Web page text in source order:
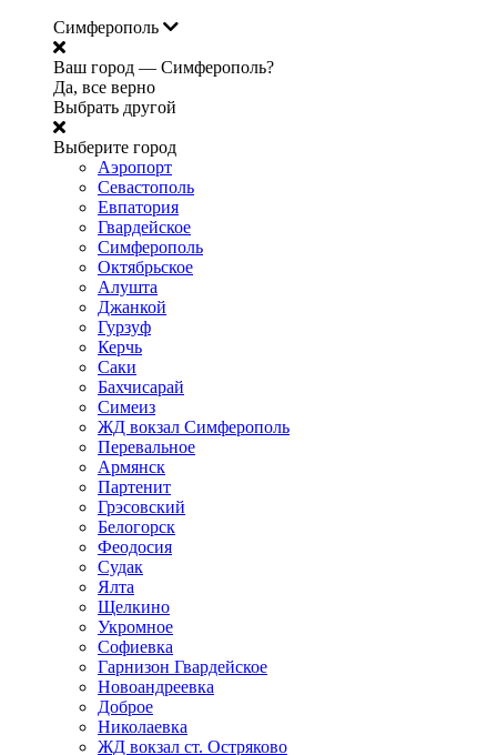
Симферополь
Ваш город — Симферополь?
Да, все верно
Выбрать другой
Выберите город
Аэропорт
Севастополь
Евпатория
Гвардейское
Симферополь
Октябрьское
Алушта
Джанкой
Гурзуф
Керчь
Саки
Бахчисарай
Симеиз
ЖД вокзал Симферополь
Перевальное
Армянск
Партенит
Грэсовский
Белогорск
Феодосия
Судак
Ялта
Щелкино
Укромное
Софиевка
Гарнизон Гвардейское
Новоандреевка
Доброе
Николаевка
ЖД вокзал ст. Остряково